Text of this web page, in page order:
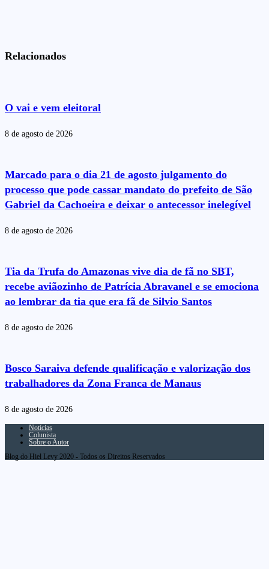
Relacionados
O vai e vem eleitoral
8 de agosto de 2026
Marcado para o dia 21 de agosto julgamento do
processo que pode cassar mandato do prefeito de São
Gabriel da Cachoeira e deixar o antecessor inelegível
8 de agosto de 2026
Tia da Trufa do Amazonas vive dia de fã no SBT,
recebe aviãozinho de Patrícia Abravanel e se emociona
ao lembrar da tia que era fã de Silvio Santos
8 de agosto de 2026
Bosco Saraiva defende qualificação e valorização dos
trabalhadores da Zona Franca de Manaus
8 de agosto de 2026
Notícias
Colunista
Sobre o Autor
Blog do Hiel Levy 2020 - Todos os Direitos Reservados